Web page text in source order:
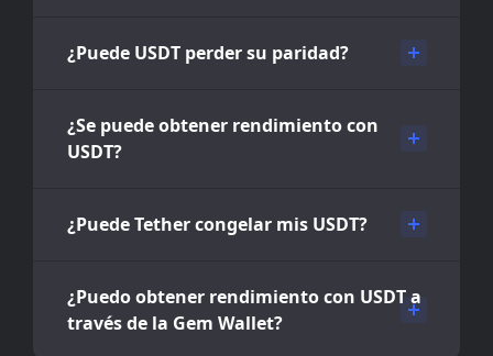
¿Puede USDT perder su paridad?
¿Se puede obtener rendimiento con
USDT?
¿Puede Tether congelar mis USDT?
¿Puedo obtener rendimiento con USDT a
través de la Gem Wallet?